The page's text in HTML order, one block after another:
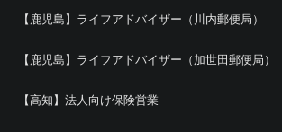
【鹿児島】ライフアドバイザー（川内郵便局）
【鹿児島】ライフアドバイザー（加世田郵便局）
【高知】法人向け保険営業